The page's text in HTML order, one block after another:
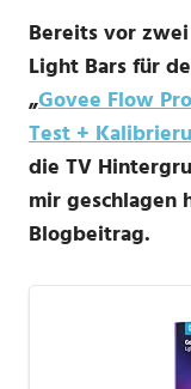
Bereits vor
Light Bars für
„Govee Flow
Test +
die TV
mir geschlagen
Blogbeitrag.